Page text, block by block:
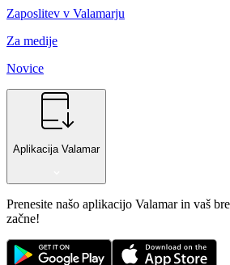
Zaposlitev v Valamarju
Za medije
Novice
Aplikacija Valamar
Prenesite našo aplikacijo Valamar in vaš
začne!